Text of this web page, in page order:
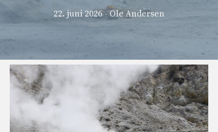
22. juni 2026 - Ole Andersen